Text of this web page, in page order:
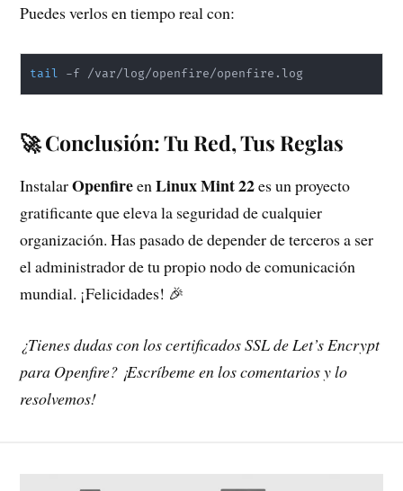
Puedes verlos en tiempo real con:
tail -f /var/log/openfire/openfire.log
🚀 Conclusión: Tu Red, Tus Reglas
InstalarOpenfireenLinux Mint 22es un proyecto
gratificante que eleva la seguridad de cualquier
organización. Has pasado de depender de terceros a ser
el administrador de tu propio nodo de comunicación
mundial. ¡Felicidades! 🎉
¿Tienes dudas con los certificados SSL de Let’s Encrypt
para Openfire? ¡Escríbeme en los comentarios y lo
resolvemos!